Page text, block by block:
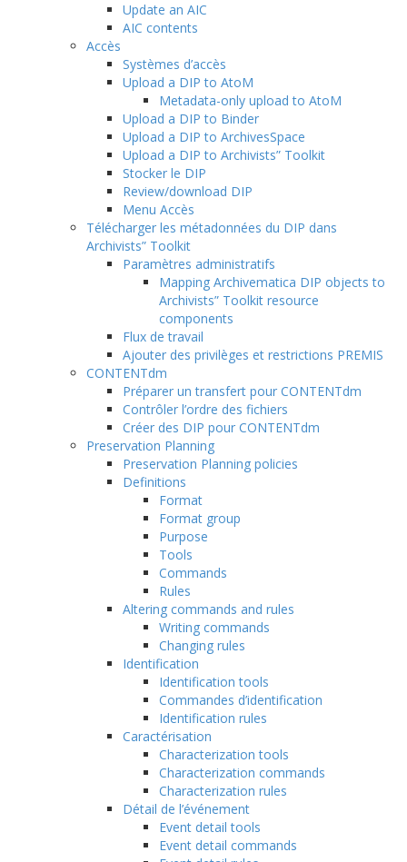
Update an AIC
AIC contents
Accès
Systèmes d’accès
Upload a DIP to AtoM
Metadata-only upload to AtoM
Upload a DIP to Binder
Upload a DIP to ArchivesSpace
Upload a DIP to Archivists” Toolkit
Stocker le DIP
Review/download DIP
Menu Accès
Télécharger les métadonnées du DIP dans
Archivists” Toolkit
Paramètres administratifs
Mapping Archivematica DIP objects to
Archivists” Toolkit resource
components
Flux de travail
Ajouter des privilèges et restrictions PREMIS
CONTENTdm
Préparer un transfert pour CONTENTdm
Contrôler l’ordre des fichiers
Créer des DIP pour CONTENTdm
Preservation Planning
Preservation Planning policies
Definitions
Format
Format group
Purpose
Tools
Commands
Rules
Altering commands and rules
Writing commands
Changing rules
Identification
Identification tools
Commandes d’identification
Identification rules
Caractérisation
Characterization tools
Characterization commands
Characterization rules
Détail de l’événement
Event detail tools
Event detail commands